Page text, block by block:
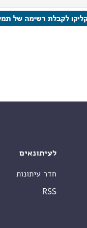
לעיתונאים
חדר עיתונות
RSS